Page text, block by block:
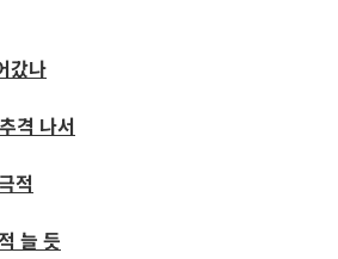
갔나
격 나서
적
늘 듯